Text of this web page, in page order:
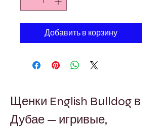
Добавить в корзину
Щенки English Bulldog в
Дубае — игривые,